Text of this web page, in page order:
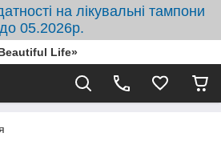
на лікувальні тампони
до 05.2026р.
Life»